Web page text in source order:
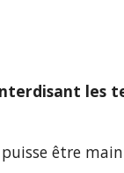
les
être